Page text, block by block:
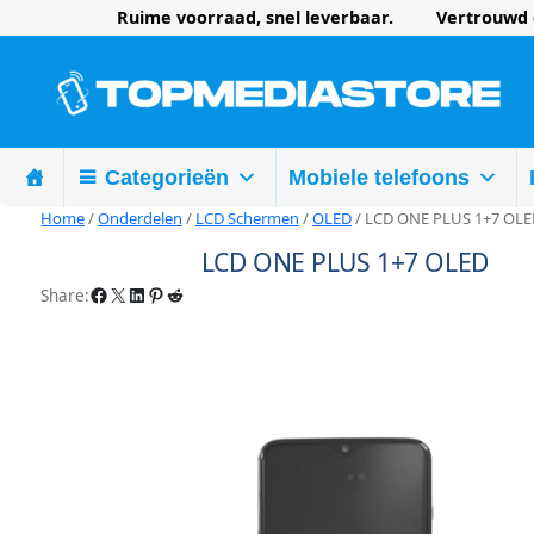
Ruime voorraad, snel leverbaar.
Categorieën Mobiele telefoons
Home/Onderdelen / LCD Schermen /OLED/ LCD ONE PLUS 1+7
LCD ONE PLUS 1+7 OLED
Share:Facebook X LinkedIn Pinterest Reddit